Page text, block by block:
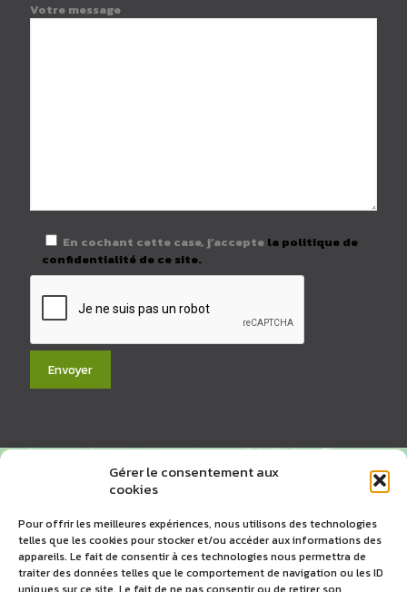
Gérer le consentement aux
cookies
Pour offrir les meilleures expériences, nous utilisons des technologies
telles que les cookies pour stocker et/ou accéder aux informations des
appareils. Le fait de consentir à ces technologies nous permettra de
traiter des données telles que le comportement de navigation ou les ID
Votre message
En cochant cette case, j’accepte la politique de
confidentialité de ce site.
Cliquez pour accepter les cookies